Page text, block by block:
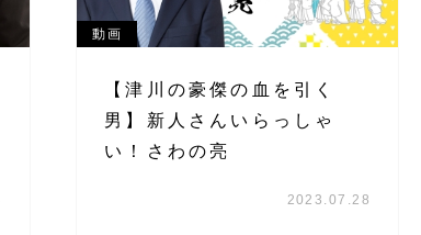
動画
【津川の豪傑の血を引く
男】新人さんいらっしゃ
い！さわの亮
2023.07.28